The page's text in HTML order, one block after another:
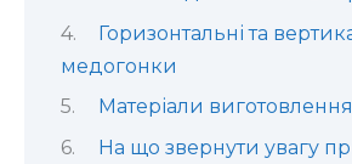
Горизонтальні та
медогонки
Матеріали виготовлення
На що звернути увагу